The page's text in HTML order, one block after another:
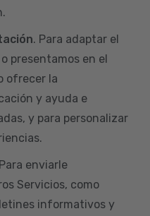
. Para adaptar el
presentamos en el
ofrecer la
y ayuda e
y para personalizar
enviarle
Servicios, como
informativos y